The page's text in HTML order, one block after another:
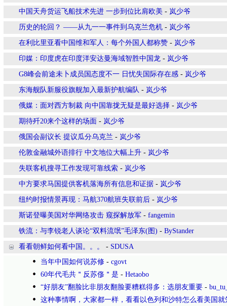
中国天舟货运飞船技术先进 一步到位比肩欧美 - 岚少爷
历史的轮回？ ——从九一一事件到乌克兰危机 - 岚少爷
在利比里亚看中国维和军人：每个外国人都称赞 - 岚少爷
印媒：印度虎在印度洋安达曼海域智胜中国龙 - 岚少爷
G8峰会前途未卜成员国态度不一 日忧失国际存在感 - 岚少爷
东海舰队新服役旗舰加入最新护航编队 - 岚少爷
俄媒：面对西方制裁 向中国靠拢无疑是最好选择 - 岚少爷
期待歼20来个这样的场面 - 岚少爷
俄国会副议长 提议瓜分乌克兰 - 岚少爷
伦敦金融城外语排行 中文地位大幅上升 - 岚少爷
失联客机搜寻工作发现可靠线索 - 岚少爷
中方要求马国提供客机落海所有信息和证据 - 岚少爷
纽约时报情景再现：马航370航班失联前后 - 岚少爷
斯诺登曝美国对华网络攻击 窥探解放军 - fangemin
铁流：与李锐老人谈论“双料流氓”毛泽东(图) - ByStander
看看朝鲜如何看中国。。。 - SDUSA
当年中国如何说苏修 - cgovt
60年代毛共＂反苏俢＂是 - Hetaobo
“好朋友”翻脸比非朋友翻脸要糟糕得多：选朋友重要 -
这种事情啊，大家都一样，看看以色列和沙特怎么看美国就